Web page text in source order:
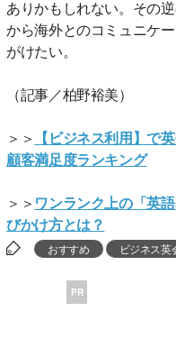
ありかもしれない。その
から海外とのコミュニケ
がけたい。
（記事／柏野裕美）
＞＞ 【ビジネス利用】で
顧客満足度ランキング
＞＞ ワンランク上の「英
びかけ方とは？
おすすめ ビジネス英
PR